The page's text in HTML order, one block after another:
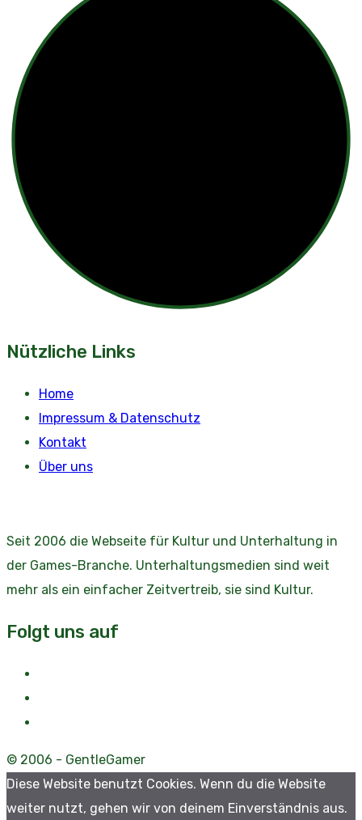
Nützliche Links
Home
Impressum & Datenschutz
Kontakt
Über uns
Seit 2006 die Webseite für Kultur und Unterhaltung in
der Games-Branche. Unterhaltungsmedien sind weit
mehr als ein einfacher Zeitvertreib, sie sind Kultur.
Folgt uns auf
© 2006 - GentleGamer
Diese Website benutzt Cookies. Wenn du die Website
weiter nutzt, gehen wir von deinem Einverständnis aus.